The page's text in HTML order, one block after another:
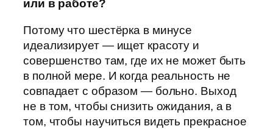
или в работе?
Потому что шестёрка в минусе
идеализирует — ищет красоту и
совершенство там, где их не может быть
в полной мере. И когда реальность не
совпадает с образом — больно. Выход
не в том, чтобы снизить ожидания, а в
том, чтобы научиться видеть прекрасное